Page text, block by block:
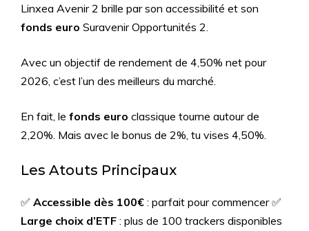
Linxea Avenir 2 brille par son accessibilité et son
fonds euro Suravenir Opportunités 2.
Avec un objectif de rendement de 4,50% net pour
2026, c’est l’un des meilleurs du marché.
En fait, le fonds euro classique tourne autour de
2,20%. Mais avec le bonus de 2%, tu vises 4,50%.
Les Atouts Principaux
✅ Accessible dès 100€ : parfait pour commencer ✅
Large choix d’ETF : plus de 100 trackers disponibles